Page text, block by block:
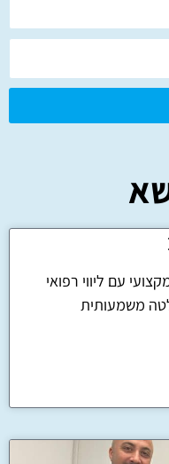
עם ליווי רפואי
משמעותית